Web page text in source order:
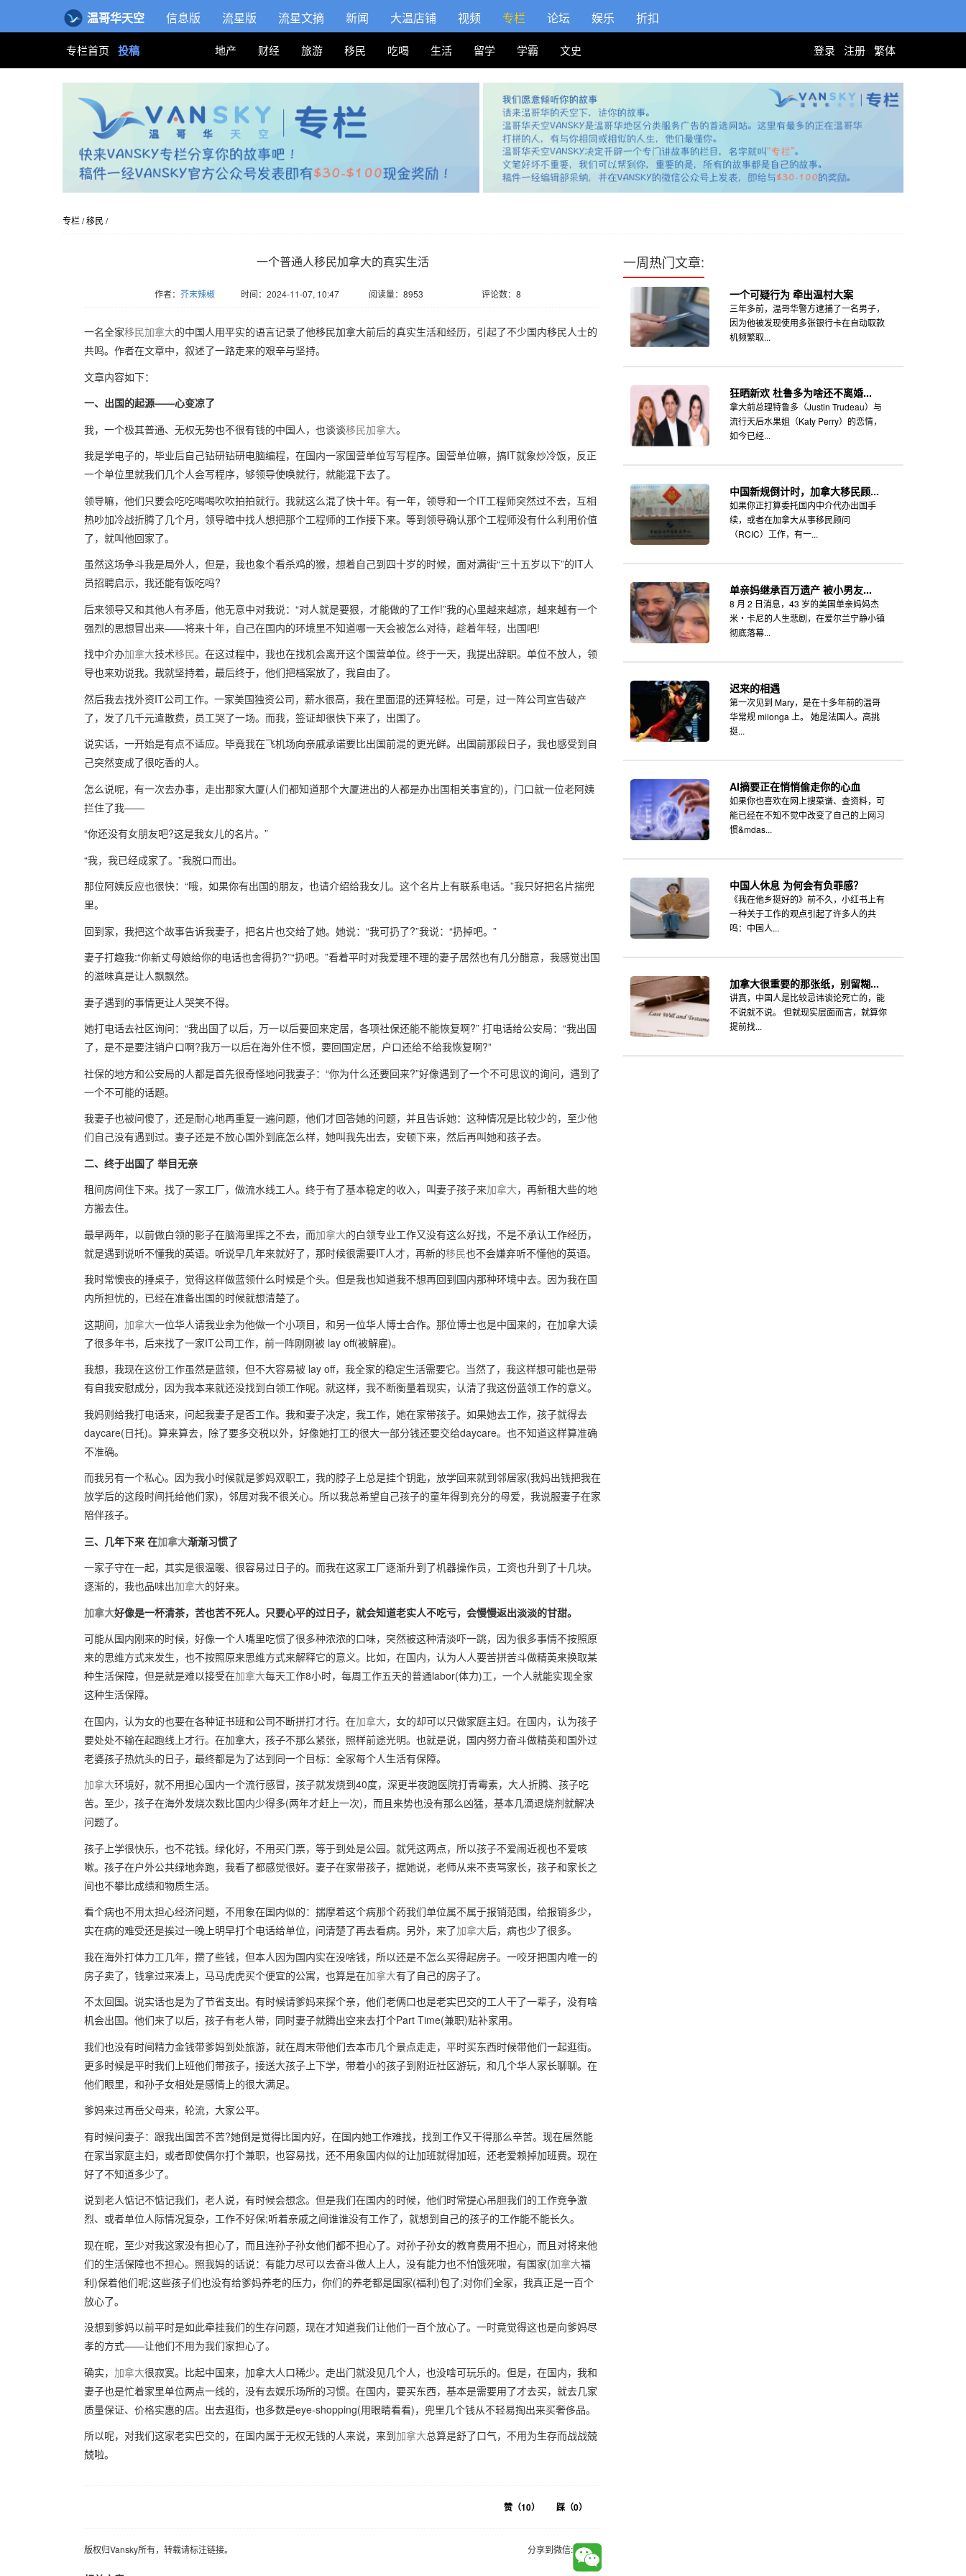
温哥华天空 信息版 流星版 流星文摘 新闻 大温店铺 视频 专栏 论坛 娱乐 折扣
专栏首页 投稿 地产 财经 旅游 移民 吃喝 生活 留学 学霸 文史 登录 注册 繁体
专栏 /移民 /
一个普通人移民加拿大的真实生活
作者： 芥末辣椒 时间：2024-11-07, 10:47 阅读量：8953 评论数：8
一名全家移民加拿大的中国人用平实的语言记录了他移民加拿大前后的真实生活和经历，引起了不少国内移民人士的
共鸣。作者在文章中，叙述了一路走来的艰辛与坚持。
文章内容如下：
一、出国的起源——心变凉了
我，一个极其普通、无权无势也不很有钱的中国人，也谈谈移民加拿大。
我是学电子的，毕业后自己钻研钻研电脑编程，在国内一家国营单位写写程序。国营单位嘛，搞IT就象炒冷饭，反正
一个单位里就我们几个人会写程序，够领导使唤就行，就能混下去了。
领导嘛，他们只要会吃吃喝喝吹吹拍拍就行。我就这么混了快十年。有一年，领导和一个IT工程师突然过不去，互相
热吵加冷战折腾了几个月，领导暗中找人想把那个工程师的工作接下来。等到领导确认那个工程师没有什么利用价值
了，就叫他回家了。
虽然这场争斗我是局外人，但是，我也象个看杀鸡的猴，想着自己到四十岁的时候，面对满街“三十五岁以下”的IT人
员招聘启示，我还能有饭吃吗?
后来领导又和其他人有矛盾，他无意中对我说：“对人就是要狠，才能做的了工作!”我的心里越来越凉，越来越有一个
强烈的思想冒出来——将来十年，自己在国内的环境里不知道哪一天会被怎么对待，趁着年轻，出国吧!
找中介办加拿大技术移民。在这过程中，我也在找机会离开这个国营单位。终于一天，我提出辞职。单位不放人，领
导也来劝说我。我就坚持着，最后终于，他们把档案放了，我自由了。
然后我去找外资IT公司工作。一家美国独资公司，薪水很高，我在里面混的还算轻松。可是，过一阵公司宣告破产
了，发了几千元遣散费，员工哭了一场。而我，签证却很快下来了，出国了。
说实话，一开始是有点不适应。毕竟我在飞机场向亲戚承诺要比出国前混的更光鲜。出国前那段日子，我也感受到自
己突然变成了很吃香的人。
怎么说呢，有一次去办事，走出那家大厦(人们都知道那个大厦进出的人都是办出国相关事宜的)，门口就一位老阿姨
拦住了我——
“你还没有女朋友吧?这是我女儿的名片。”
“我，我已经成家了。”我脱口而出。
那位阿姨反应也很快：“哦，如果你有出国的朋友，也请介绍给我女儿。这个名片上有联系电话。”我只好把名片揣兜
里。
回到家，我把这个故事告诉我妻子，把名片也交给了她。她说：“我可扔了?”我说：“扔掉吧。”
妻子打趣我:“你新丈母娘给你的电话也舍得扔?”“扔吧。”看着平时对我爱理不理的妻子居然也有几分醋意，我感觉出国
的滋味真是让人飘飘然。
妻子遇到的事情更让人哭笑不得。
她打电话去社区询问：“我出国了以后，万一以后要回来定居，各项社保还能不能恢复啊?” 打电话给公安局：“我出国
了，是不是要注销户口啊?我万一以后在海外住不惯，要回国定居，户口还给不给我恢复啊?”
社保的地方和公安局的人都是首先很奇怪地问我妻子：“你为什么还要回来?”好像遇到了一个不可思议的询问，遇到了
一个不可能的话题。
我妻子也被问傻了，还是耐心地再重复一遍问题，他们才回答她的问题，并且告诉她：这种情况是比较少的，至少他
们自己没有遇到过。妻子还是不放心国外到底怎么样，她叫我先出去，安顿下来，然后再叫她和孩子去。
二、终于出国了 举目无亲
租间房间住下来。找了一家工厂，做流水线工人。终于有了基本稳定的收入，叫妻子孩子来加拿大，再新租大些的地
方搬去住。
最早两年，以前做白领的影子在脑海里挥之不去，而加拿大的白领专业工作又没有这么好找，不是不承认工作经历，
就是遇到说听不懂我的英语。听说早几年来就好了，那时候很需要IT人才，再新的移民也不会嫌弃听不懂他的英语。
我时常懊丧的捶桌子，觉得这样做蓝领什么时候是个头。但是我也知道我不想再回到国内那种环境中去。因为我在国
内所担忧的，已经在准备出国的时候就想清楚了。
这期间， 加拿大一位华人请我业余为他做一个小项目，和另一位华人博士合作。那位博士也是中国来的，在加拿大读
了很多年书，后来找了一家IT公司工作，前一阵刚刚被 lay off(被解雇)。
我想，我现在这份工作虽然是蓝领，但不大容易被 lay off，我全家的稳定生活需要它。当然了，我这样想可能也是带
有自我安慰成分，因为我本来就还没找到白领工作呢。就这样，我不断衡量着现实，认清了我这份蓝领工作的意义。
我妈则给我打电话来，问起我妻子是否工作。我和妻子决定，我工作，她在家带孩子。如果她去工作，孩子就得去
daycare(日托)。算来算去，除了要多交税以外，好像她打工的很大一部分钱还要交给daycare。也不知道这样算准确
不准确。
而我另有一个私心。因为我小时候就是爹妈双职工，我的脖子上总是挂个钥匙，放学回来就到邻居家(我妈出钱把我在
放学后的这段时间托给他们家)，邻居对我不很关心。所以我总希望自己孩子的童年得到充分的母爱，我说服妻子在家
陪伴孩子。
三、几年下来 在加拿大渐渐习惯了
一家子守在一起，其实是很温暖、很容易过日子的。而我在这家工厂逐渐升到了机器操作员，工资也升到了十几块。
逐渐的，我也品味出加拿大的好来。
加拿大好像是一杯清茶，苦也苦不死人。只要心平的过日子，就会知道老实人不吃亏，会慢慢返出淡淡的甘甜。
可能从国内刚来的时候，好像一个人嘴里吃惯了很多种浓浓的口味，突然被这种清淡吓一跳，因为很多事情不按照原
来的思维方式来发生，也不按照原来思维方式来解释它的意义。比如，在国内，认为人人要苦拼苦斗做精英来换取某
种生活保障，但是就是难以接受在加拿大每天工作8小时，每周工作五天的普通labor(体力)工，一个人就能实现全家
这种生活保障。
在国内，认为女的也要在各种证书班和公司不断拼打才行。在加拿大，女的却可以只做家庭主妇。在国内，认为孩子
要处处不输在起跑线上才行。在加拿大，孩子不那么紧张，照样前途光明。也就是说，国内努力奋斗做精英和国外过
老婆孩子热炕头的日子，最终都是为了达到同一个目标：全家每个人生活有保障。
加拿大环境好，就不用担心国内一个流行感冒，孩子就发烧到40度，深更半夜跑医院打青霉素，大人折腾、孩子吃
苦。至少，孩子在海外发烧次数比国内少得多(两年才赶上一次)，而且来势也没有那么凶猛，基本几滴退烧剂就解决
问题了。
孩子上学很快乐，也不花钱。绿化好，不用买门票，等于到处是公园。就凭这两点，所以孩子不爱闹近视也不爱咳
嗽。孩子在户外公共绿地奔跑，我看了都感觉很好。妻子在家带孩子，据她说，老师从来不责骂家长，孩子和家长之
间也不攀比成绩和物质生活。
看个病也不用太担心经济问题，不用象在国内似的：揣摩着这个病那个药我们单位属不属于报销范围，给报销多少，
实在病的难受还是挨过一晚上明早打个电话给单位，问清楚了再去看病。另外，来了加拿大后，病也少了很多。
我在海外打体力工几年，攒了些钱，但本人因为国内实在没啥钱，所以还是不怎么买得起房子。一咬牙把国内唯一的
房子卖了，钱拿过来凑上，马马虎虎买个便宜的公寓，也算是在加拿大有了自己的房子了。
不太回国。说实话也是为了节省支出。有时候请爹妈来探个亲，他们老俩口也是老实巴交的工人干了一辈子，没有啥
机会出国。他们来了以后，孩子有老人带，同时妻子就腾出空来去打个Part Time(兼职)贴补家用。
我们也没有时间精力金钱带爹妈到处旅游，就在周末带他们去本市几个景点走走，平时买东西时候带他们一起逛街。
更多时候是平时我们上班他们带孩子，接送大孩子上下学，带着小的孩子到附近社区游玩，和几个华人家长聊聊。在
他们眼里，和孙子女相处是感情上的很大满足。
爹妈来过再岳父母来，轮流，大家公平。
有时候问妻子：跟我出国苦不苦?她倒是觉得比国内好，在国内她工作难找，找到工作又干得那么辛苦。现在居然能
在家当家庭主妇，或者即使偶尔打个兼职，也容易找，还不用象国内似的让加班就得加班，还老爱赖掉加班费。现在
好了不知道多少了。
说到老人惦记不惦记我们，老人说，有时候会想念。但是我们在国内的时候，他们时常提心吊胆我们的工作竞争激
烈、或者单位人际情况复杂，工作不好保;听着亲戚之间谁谁没有工作了，就想到自己的孩子的工作能不能长久。
现在呢，至少对我这家没有担心了，而且连孙子孙女他们都不担心了。对孙子孙女的教育费用不担心，而且对将来他
们的生活保障也不担心。照我妈的话说：有能力尽可以去奋斗做人上人，没有能力也不怕饿死啦，有国家(加拿大福
利)保着他们呢;这些孩子们也没有给爹妈养老的压力，你们的养老都是国家(福利)包了;对你们全家，我真正是一百个
放心了。
没想到爹妈以前平时是如此牵挂我们的生存问题，现在才知道我们让他们一百个放心了。一时竟觉得这也是向爹妈尽
孝的方式——让他们不用为我们家担心了。
确实， 加拿大很寂寞。比起中国来，加拿大人口稀少。走出门就没见几个人，也没啥可玩乐的。但是，在国内，我和
妻子也是忙着家里单位两点一线的，没有去娱乐场所的习惯。在国内，要买东西，基本是需要用了才去买，就去几家
质量保证、价格实惠的店。出去逛街，也多数是eye-shopping(用眼睛看看)，兜里几个钱从不轻易掏出来买奢侈品。
所以呢，对我们这家老实巴交的，在国内属于无权无钱的人来说，来到加拿大总算是舒了口气，不用为生存而战战兢
兢啦。
赞（10） 踩（0）
版权归Vansky所有，转载请标注链接。 分享到微信:
一周热门文章:
一个可疑行为 牵出温村大案
三年多前，温哥华警方逮捕了一名男子，
因为他被发现使用多张银行卡在自动取款
机频繁取...
狂晒新欢 杜鲁多为啥还不离婚...
拿大前总理特鲁多（Justin Trudeau）与
流行天后水果姐（Katy Perry）的恋情，
如今已经...
中国新规倒计时，加拿大移民顾...
如果你正打算委托国内中介代办出国手
续，或者在加拿大从事移民顾问
（RCIC）工作，有一...
单亲妈继承百万遗产 被小男友...
8 月 2 日消息，43 岁的美国单亲妈妈杰
米・卡尼的人生悲剧，在爱尔兰宁静小镇
彻底落幕...
迟来的相遇
第一次见到 Mary，是在十多年前的温哥
华常规 milonga 上。 她是法国人。高挑
挺...
AI摘要正在悄悄偷走你的心血
如果你也喜欢在网上搜菜谱、查资料，可
能已经在不知不觉中改变了自己的上网习
惯&mdas...
中国人休息 为何会有负罪感？
《我在他乡挺好的》前不久，小红书上有
一种关于工作的观点引起了许多人的共
鸣：中国人...
加拿大很重要的那张纸，别留糊...
讲真，中国人是比较忌讳谈论死亡的，能
不说就不说。 但就现实层面而言，就算你
提前找...